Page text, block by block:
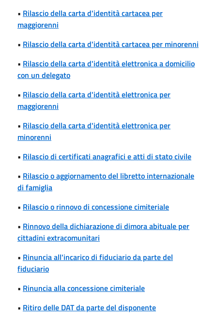
• Rilascio della carta d'identità cartacea per
maggiorenni
• Rilascio della carta d'identità cartacea per minorenni
• Rilascio della carta d'identità elettronica a domicilio
con un delegato
• Rilascio della carta d'identità elettronica per
maggiorenni
• Rilascio della carta d'identità elettronica per
minorenni
• Rilascio di certificati anagrafici e atti di stato civile
• Rilascio o aggiornamento del libretto internazionale
di famiglia
• Rilascio o rinnovo di concessione cimiteriale
• Rinnovo della dichiarazione di dimora abituale per
cittadini extracomunitari
• Rinuncia all'incarico di fiduciario da parte del
fiduciario
• Rinuncia alla concessione cimiteriale
• Ritiro delle DAT da parte del disponente